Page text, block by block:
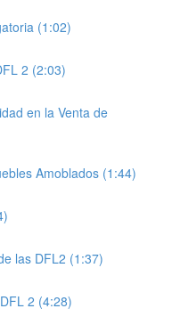
(1:02)
2 (2:03)
en la Venta de
Amoblados (1:44)
las DFL2 (1:37)
2 (4:28)